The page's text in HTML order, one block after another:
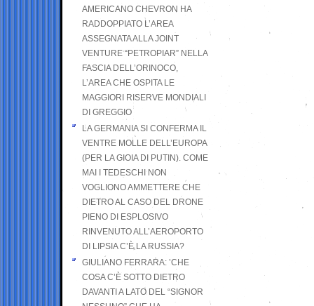
AMERICANO CHEVRON HA
RADDOPPIATO L’AREA
ASSEGNATA ALLA JOINT
VENTURE “PETROPIAR” NELLA
FASCIA DELL’ORINOCO,
L’AREA CHE OSPITA LE
MAGGIORI RISERVE MONDIALI
DI GREGGIO
LA GERMANIA SI CONFERMA IL
VENTRE MOLLE DELL’EUROPA
(PER LA GIOIA DI PUTIN). COME
MAI I TEDESCHI NON
VOGLIONO AMMETTERE CHE
DIETRO AL CASO DEL DRONE
PIENO DI ESPLOSIVO
RINVENUTO ALL’AEROPORTO
DI LIPSIA C’È LA RUSSIA?
GIULIANO FERRARA: ’CHE
COSA C’È SOTTO DIETRO
DAVANTI A LATO DEL “SIGNOR